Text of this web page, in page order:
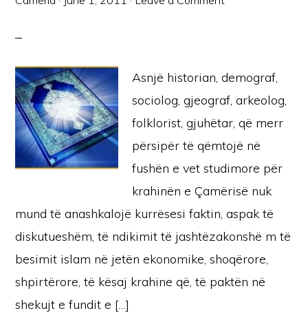
Asnjë historian, demograf,
sociolog, gjeograf, arkeolog,
folklorist, gjuhëtar, që merr
përsipër të qëmtojë në
fushën e vet studimore për
krahinën e Çamërisë nuk
mund të anashkalojë kurrësesi faktin, aspak të
diskutueshëm, të ndikimit të jashtëzakonshë m të
besimit islam në jetën ekonomike, shoqërore,
shpirtërore, të kësaj krahine që, të paktën në
shekujt e fundit e […]